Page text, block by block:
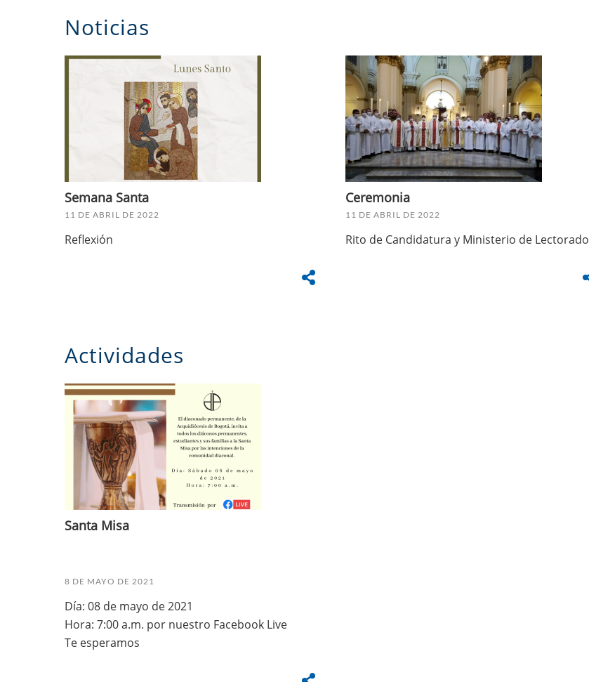
Noticias
Semana Santa
11 DE ABRIL DE 2022
Reflexión
Ceremonia
11 DE ABRIL DE 2022
Rito de Candidatura y Ministerio de Lectorado
Actividades
Santa Misa
8 DE MAYO DE 2021
Día: 08 de mayo de 2021
Hora: 7:00 a.m. por nuestro Facebook Live
Te esperamos